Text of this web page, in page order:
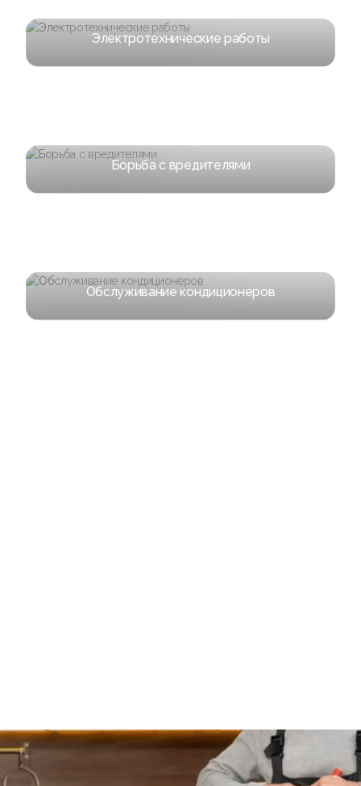
Электротехнические работы
Борьба с вредителями
Обслуживание кондиционеров